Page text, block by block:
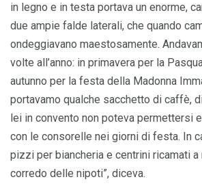
in legno e in testa portava un enorme,
due ampie falde laterali, che quando
ondeggiavano maestosamente.
volte all’anno: in primavera per la
autunno per la festa della Madonna
portavamo qualche sacchetto di caffè,
lei in convento non poteva permettersi
con le consorelle nei giorni di festa. In
pizzi per biancheria e centrini ricamati a
corredo delle nipoti”, diceva.